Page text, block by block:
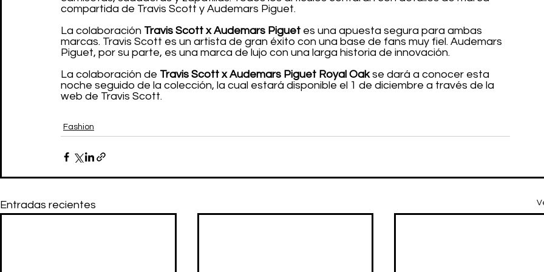
compartida de Travis Scott y Audemars Piguet.
La colaboración Travis Scott x Audemars Piguet es una apuesta segura para ambas
marcas. Travis Scott es un artista de gran éxito con una base de fans muy fiel. Audemars
Piguet, por su parte, es una marca de lujo con una larga historia de innovación.
La colaboración de Travis Scott x Audemars Piguet Royal Oak se dará a conocer esta
noche seguido de la colección, la cual estará disponible el 1 de diciembre a través de la
web de Travis Scott.
Fashion
Entradas recientes